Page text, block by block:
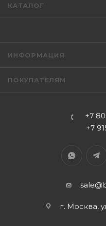
КАТАЛОГ
ИНФОРМАЦИЯ
ПОКУПАТЕЛЯМ
+7
+7
г. Москва,